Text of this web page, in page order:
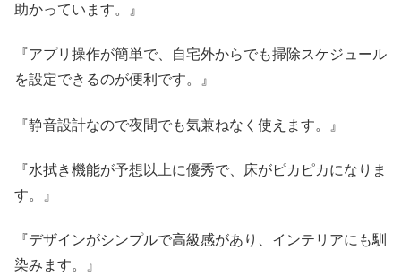
助かっています。』
『アプリ操作が簡単で、自宅外からでも掃除スケジュール
を設定できるのが便利です。』
『静音設計なので夜間でも気兼ねなく使えます。』
『水拭き機能が予想以上に優秀で、床がピカピカになりま
す。』
『デザインがシンプルで高級感があり、インテリアにも馴
染みます。』